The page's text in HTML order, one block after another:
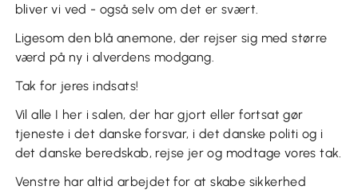
bliver vi ved - også selv om det er svært.
Ligesom den blå anemone, der rejser sig med større
værd på ny i alverdens modgang.
Tak for jeres indsats!
Vil alle I her i salen, der har gjort eller fortsat gør
tjeneste i det danske forsvar, i det danske politi og i
det danske beredskab, rejse jer og modtage vores tak.
Venstre har altid arbejdet for at skabe sikkerhed